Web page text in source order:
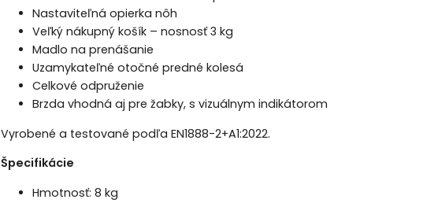
Nastaviteľná opierka nôh
Veľký nákupný košík – nosnosť 3 kg
Madlo na prenášanie
Uzamykateľné otočné predné kolesá
Celkové odpruženie
Brzda vhodná aj pre žabky, s vizuálnym indikátorom
Vyrobené a testované podľa EN1888-2+A1:2022.
Špecifikácie
Hmotnosť: 8 kg